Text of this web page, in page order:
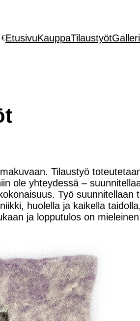
€EtusivuKauppaTilaustyöt
Tilaustyö
ole yhteydessä –
Työ suunnitellaan
huolella ja kaikella
ja lopputulos on